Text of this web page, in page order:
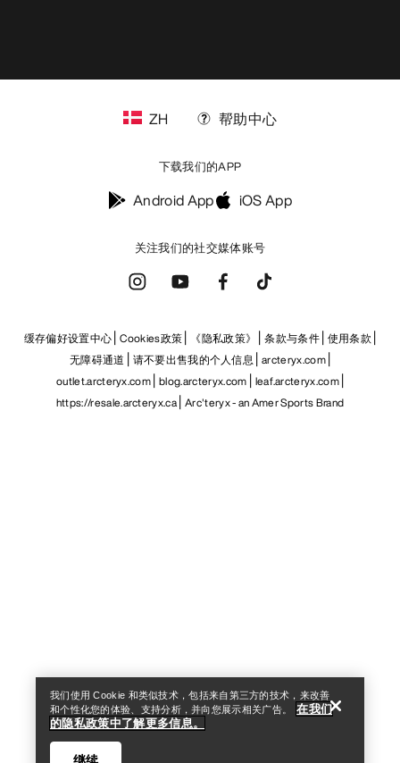
关注我们的社交媒体账号
ZH 帮助中心
下载我们的APP
Android App iOS App
缓存偏好设置中心 Cookies政策 《隐私政策》 条款与条件 使用条款
无障碍通道
请不要出售我的个人信息 arcteryx.com
outlet.arcteryx.com blog.arcteryx.com leaf.arcteryx.com
https://resale.arcteryx.ca Arc'teryx - an Amer Sports Brand
我们使用 Cookie 和类似技术，包括来自第三方的技术，来改善
和个性化您的体验、支持分析，并向您展示相关广告。
在我们
的隐私政策中了解更多信息。